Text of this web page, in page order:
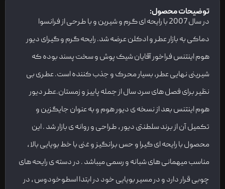
توضیحات محصول:
در سال 2007 با رایحه ای گرم و شیرین و با طرحی از فرانسوا
دماکی به بازار عطر و ادکلن عرضه شد. رایحه گرم و گیرای دیور
هوم اینتنس فراخور آقایان شیک پوش و سخت پسند بوده که
شیرینی نهایی عطر، بسیار محرک و جذب کننده است. عطری بی
نظیر برای فصل های سرد سال از جمله پاییز و زمستان.عطر دیور
هوم اینتنس بعد از نسخه ی دیور هوم و به عنوان جایگزین و
تکمیل آن از برند سلطنتی دیور ، طراحی و روانه ی بازار شد . این
محصول با رایحه ای گیرا و حس برانگیز و غنی با خط بویایی بالا ،
مناسب میهمانی های شبانه و رسمی میباشد . در دسته ی رایحه های
چوبی قرار دارد و در مسیر بویایی خود در ابتدا اسطوخودوس ، در